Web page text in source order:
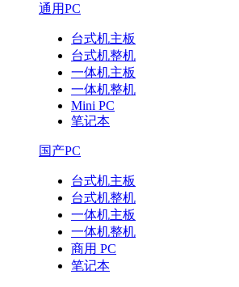
通用PC
台式机主板
台式机整机
一体机主板
一体机整机
Mini PC
笔记本
国产PC
台式机主板
台式机整机
一体机主板
一体机整机
商用 PC
笔记本